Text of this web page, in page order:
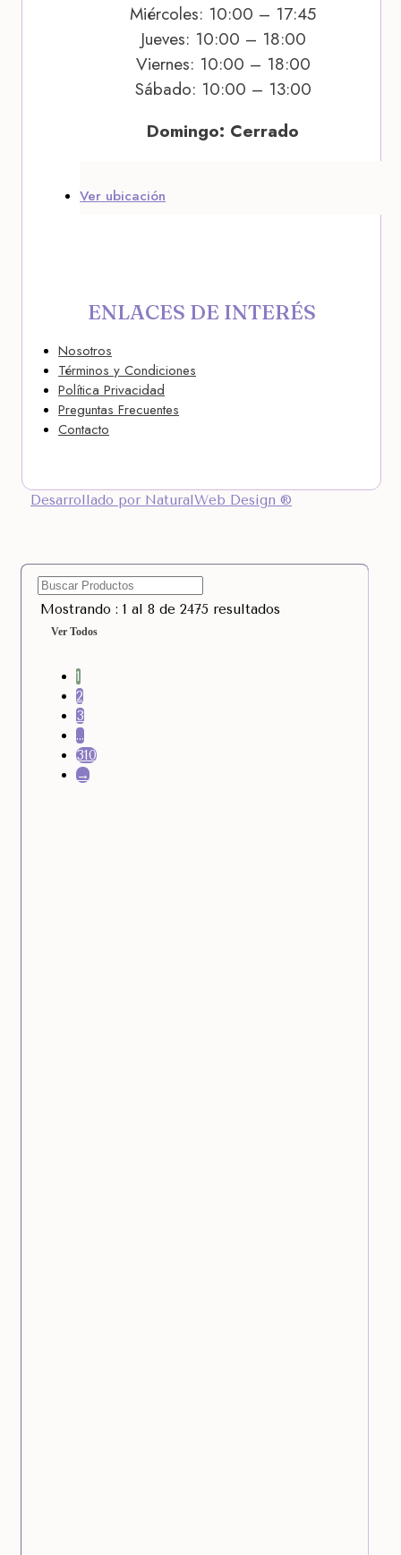
Miércoles: 10:00 – 17:45
Jueves: 10:00 – 18:00
Viernes: 10:00 – 18:00
Sábado: 10:00 – 13:00
Domingo: Cerrado
Ver ubicación
ENLACES DE INTERÉS
Nosotros
Términos y Condiciones
Política Privacidad
Preguntas Frecuentes
Contacto
Desarrollado por NaturalWeb Design ®
Mostrando : 1 al 8 de 2475 resultados
Ver Todos
1
2
3
…
310
→